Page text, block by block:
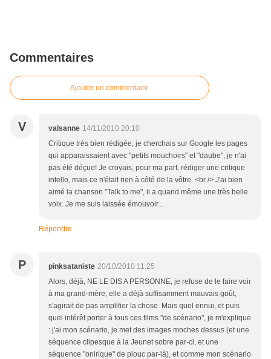
Commentaires
Ajouter un commentaire
V valsanne 14/11/2010 20:10
Critique très bien rédigée, je cherchais sur Google les pages
qui apparaissaient avec "petits mouchoirs" et "daube", je n'ai
pas été déçue! Je croyais, pour ma part, rédiger une critique
intello, mais ce n'était rien à côté de la vôtre. <br /> J'ai bien
aimé la chanson "Talk to me", il a quand même une très belle
voix. Je me suis laissée émouvoir...
Répondre
P pinksataniste 20/10/2010 11:25
Alors, déjà, NE LE DIS A PERSONNE, je refuse de le faire voir
à ma grand-mère, elle a déjà suffisamment mauvais goût,
s'agirait de pas amplifier la chose. Mais quel ennui, et puis
quel intérêt porter à tous ces films ''de scénario", je m'explique
: j'ai mon scénario, je met des images moches dessus (et une
séquence clipesque à la Jeunet sobre par-ci, et une
séquence "onirique" de plouc par-là), et comme mon scénario